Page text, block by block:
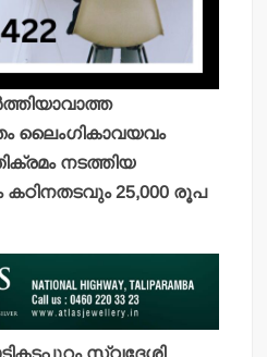
ലൈംഗികാവയവം
നടത്തിയ
25,000 രൂപ